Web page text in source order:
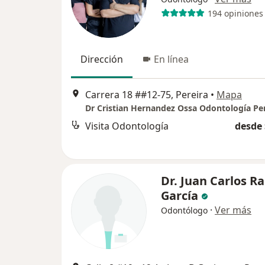
194 opiniones
Dirección En línea
Carrera 18 ##12-75, Pereira • Mapa
Dr Cristian Hernandez Ossa Odontología
Visita Odontología desde
Dr. Juan Carlos
García
Odontólogo · Ver más